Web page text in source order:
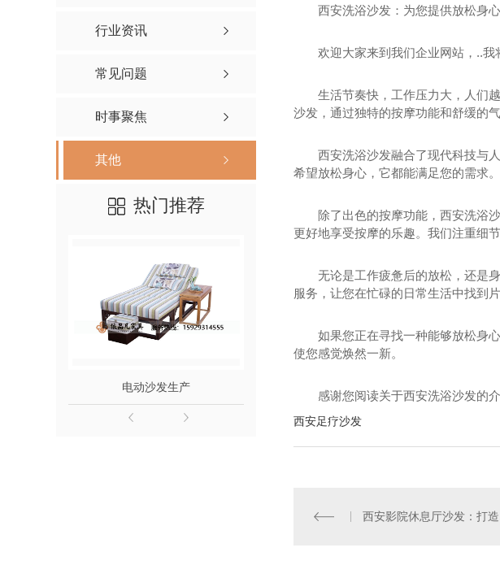
行业资讯
常见问题
时事聚焦
其他
热门推荐
电动沙发生产 电动足疗沙发厂家
西安洗浴沙发：为您提供放松身
欢迎大家来到我们企业网站，..
生活节奏快，工作压力大，人们
沙发，通过独特的按摩功能和舒缓的
西安洗浴沙发融合了现代科技与
希望放松身心，它都能满足您的需求
除了出色的按摩功能，西安洗浴
更好地享受按摩的乐趣。我们注重细
无论是工作疲惫后的放松，还是
服务，让您在忙碌的日常生活中找到
如果您正在寻找一种能够放松身
使您感觉焕然一新。
感谢您阅读关于西安洗浴沙发的
西安足疗沙发
西安影院休息厅沙发：打